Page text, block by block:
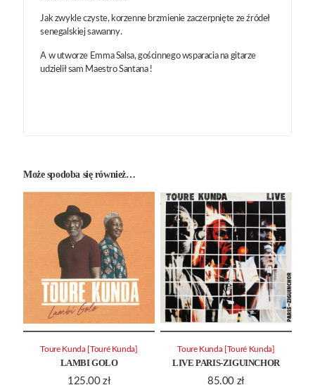
Jak zwykle czyste, korzenne brzmienie zaczerpnięte ze źródeł
senegalskiej sawanny.
A w utworze Emma Salsa, gościnnego wsparacia na gitarze
udzielił sam Maestro Santana !
Może spodoba się również…
LAMBI GOLO
125.00 zł
Toure Kunda [Touré Kunda]
LIVE PARIS-ZIGUINCHOR
85.00 zł
Toure Kunda [Touré Kunda]